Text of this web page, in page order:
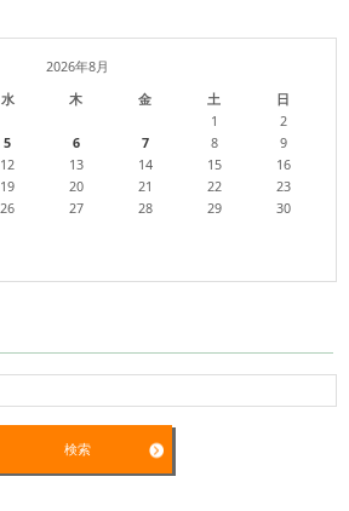
2026年8月
水 木 金 土 日
1
2
5 6 7 8
9
12 13 14 15
16
19 20 21 22
23
26 27 28 29
30